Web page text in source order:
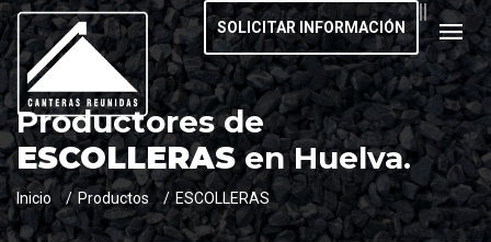
SOLICITAR INFORMACIÓN
Productores de
ESCOLLERASen Huelva.
Inicio Productos ESCOLLERAS